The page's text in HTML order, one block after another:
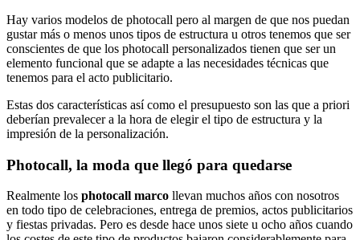
Hay varios modelos de photocall pero al margen de que nos puedan
gustar más o menos unos tipos de estructura u otros tenemos que ser
conscientes de que los photocall personalizados tienen que ser un
elemento funcional que se adapte a las necesidades técnicas que
tenemos para el acto publicitario.
Estas dos características así como el presupuesto son las que a priori
deberían prevalecer a la hora de elegir el tipo de estructura y la
impresión de la personalización.
Photocall, la moda que llegó para quedarse
Realmente los photocall marco llevan muchos años con nosotros
en todo tipo de celebraciones, entrega de premios, actos publicitarios
y fiestas privadas. Pero es desde hace unos siete u ocho años cuando